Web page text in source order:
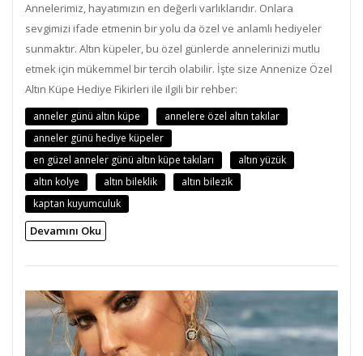
Annelerimiz, hayatımızın en değerli varlıklarıdır. Onlara
sevgimizi ifade etmenin bir yolu da özel ve anlamlı hediyeler
sunmaktır. Altın küpeler, bu özel günlerde annelerinizi mutlu
etmek için mükemmel bir tercih olabilir. İşte size Annenize Özel
Altın Küpe Hediye Fikirleri ile ilgili bir rehber:
anneler günü altın küpe
annelere özel altın takılar
anneler günü hediye küpeler
en güzel anneler günü altın küpe takıları
altın yüzük
altın kolye
altın bileklik
altın bilezik
kaptan kuyumculuk
Devamını Oku